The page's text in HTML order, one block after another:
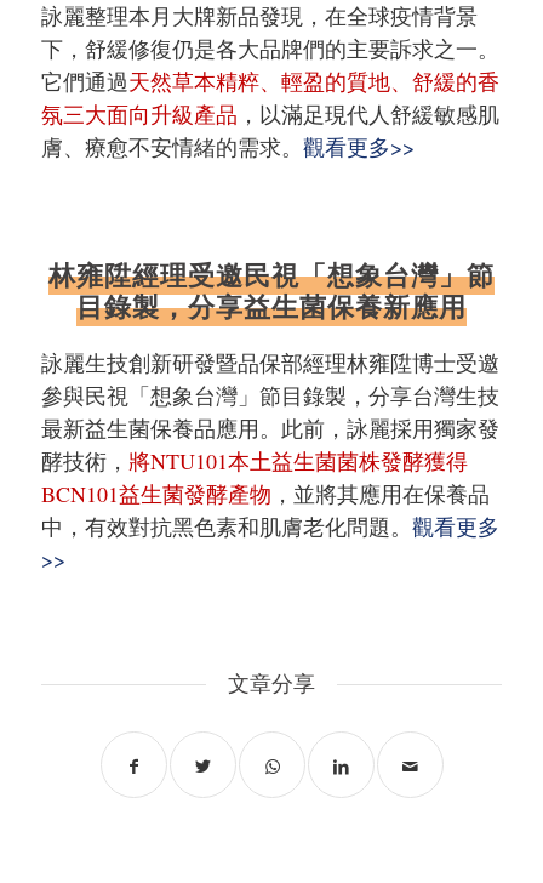
詠麗整理本月大牌新品發現，在全球疫情背景
下，舒緩修復仍是各大品牌們的主要訴求之一。
它們通過天然草本精粹、輕盈的質地、舒緩的香
氛三大面向升級產品 ，以滿足現代人舒緩敏感肌
膚、療愈不安情緒的需求。 觀看更多>>
林雍陞經理受邀民視「想象台灣」節
目錄製，分享益生菌保養新應用
詠麗生技創新研發暨品保部經理林雍陞博士受邀
參與民視「想象台灣」節目錄製，分享台灣生技
最新益生菌保養品應用。此前，詠麗採用獨家發
酵技術， 將NTU101本土益生菌菌株發酵獲得
BCN101益生菌發酵產物 ，並將其應用在保養品
中，有效對抗黑色素和肌膚老化問題。 觀看更多
>>
文章分享